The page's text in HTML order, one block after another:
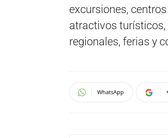
excursiones,
atractivos
regionales, ferias y
WhatsApp